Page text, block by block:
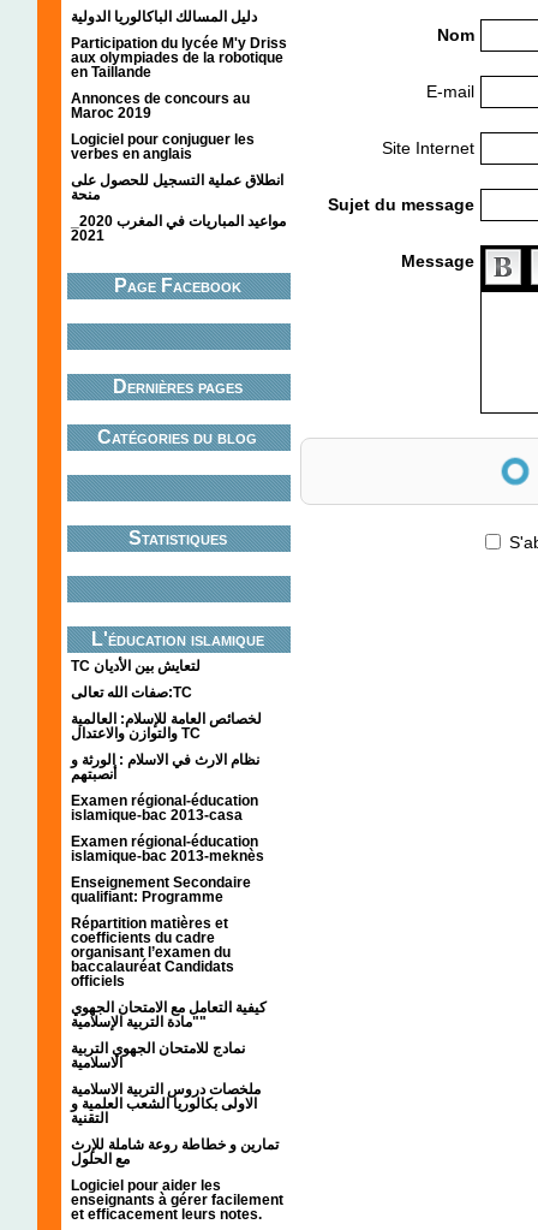
دليل المسالك الباكالوريا الدولية
Participation du lycée M'y Driss
aux olympiades de la robotique
en Taillande
Annonces de concours au
Maroc 2019
Logiciel pour conjuguer les
verbes en anglais
انطلاق عملية التسجيل للحصول على
منحة
2021
Page Facebook
Dernières pages
Catégories du blog
Statistiques
L'éducation islamique
TC لتعايش بين الأديان
صفات الله تعالى:TC
لخصائص العامة للإسلام: العالمية
والتوازن والاعتدال TC
نظام الارث في الاسلام : الورثة و
أنصبتهم
Examen régional-éducation
islamique-bac 2013-casa
Examen régional-éducation
islamique-bac 2013-meknès
Enseignement Secondaire
qualifiant: Programme
Répartition matières et
coefficients du cadre
organisant l’examen du
baccalauréat Candidats
officiels
كيفية التعامل مع الامتحان الجهوي
"مادة التربية الإسلامية"
نمادج للامتحان الجهوي التربية
الاسلامية
ملخصات دروس التربية الاسلامية
الاولى بكالوريا الشعب العلمية و
التقنية
تمارين و خطاطة روعة شاملة للإرث
مع الحلول
Logiciel pour aider les
enseignants à gérer facilement
et efficacement leurs notes.
Nom
E-mail
Site Internet
Sujet du message
Message